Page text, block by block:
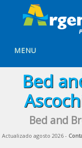
MENU
Bed
Bed and
Actualizado agosto 2026 -